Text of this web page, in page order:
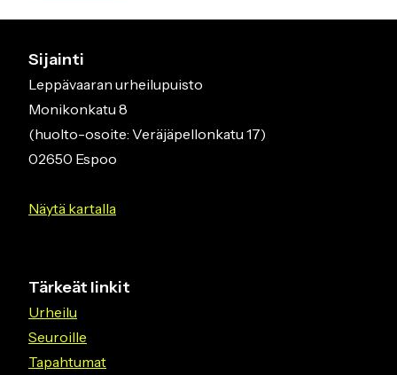
Sijainti
Leppävaaran urheilupuisto
Monikonkatu 8
(huolto-osoite: Veräjäpellonkatu 17)
02650 Espoo
Näytä kartalla
Tärkeät linkit
Urheilu
Seuroille
Tapahtumat